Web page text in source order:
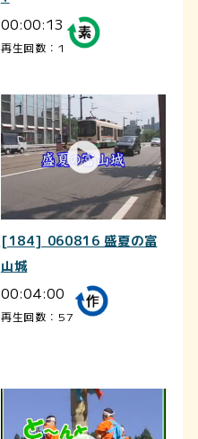
00:00:13
再生回数：1
[184] 060816 盛夏の富
山城
00:04:00
再生回数：57